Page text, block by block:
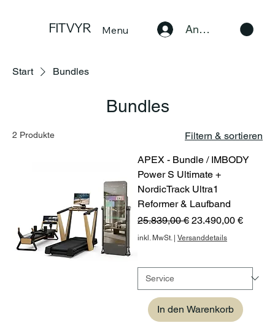
FITVYR Anmelden
Menu
Start Bundles
Bundles
2 Produkte Filtern & sortieren
APEX - Bundle / IMBODY
Power S Ultimate +
NordicTrack Ultra1
Reformer & Laufband
Standardpreis
25.839,00 € Sale-Preis
23.490,00 €
inkl. MwSt.| Versanddetails
In den Warenkorb